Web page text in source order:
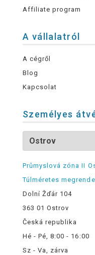
Affiliate program
A vállalatról
A cégről
Blog
Kapcsolat
Személyes
Průmyslová zóna II
Túlméretes
Dolní Žďár 104
363 01 Ostrov
Česká republika
Hé - Pé, 8:00 - 16:00
Sz - Va, zárva